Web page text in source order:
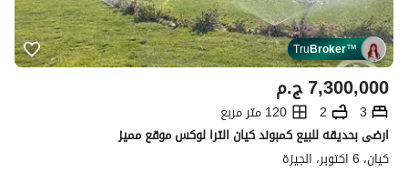
TruBroker™
ج.م7,300,000
3
2
120 متر مربع
ارضى بحديقه للبيع كمبوند كيان الترا لوكس موقع مميز
كيان، 6 اكتوبر، الجيزة